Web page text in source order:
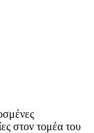
στον τομέα του